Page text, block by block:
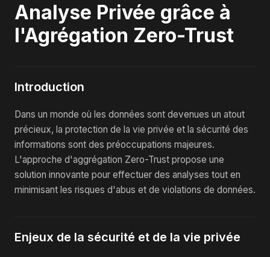
Analyse Privée grâce à
l'Agrégation Zero-Trust
Introduction
Dans un monde où les données sont devenues un atout
précieux, la protection de la vie privée et la sécurité des
informations sont des préoccupations majeures.
L'approche d'aggrégation Zero-Trust propose une
solution innovante pour effectuer des analyses tout en
minimisant les risques d'abus et de violations de données.
Enjeux de la sécurité et de la vie privée